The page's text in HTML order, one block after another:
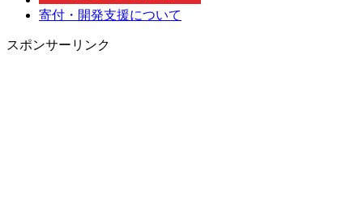
寄付・開発支援について
スポンサーリンク